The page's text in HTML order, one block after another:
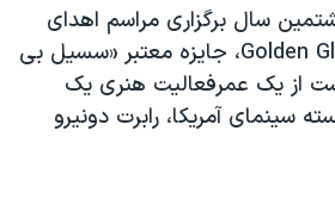
سال برگزاری مراسم اهدای
جوایزگلدن گلوب Golden Globe، جایزه معتبر «سسیل بی
از یک عمرفعالیت هنری یک
سینمای آمریکا، رابرت دونیرو